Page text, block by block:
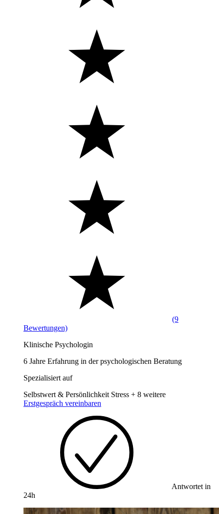
(9
Bewertungen)
Klinische Psychologin
6 Jahre Erfahrung in der psychologischen Beratung
Spezialisiert auf
Selbstwert & Persönlichkeit Stress + 8 weitere
Erstgespräch vereinbaren
Antwortet in
24h